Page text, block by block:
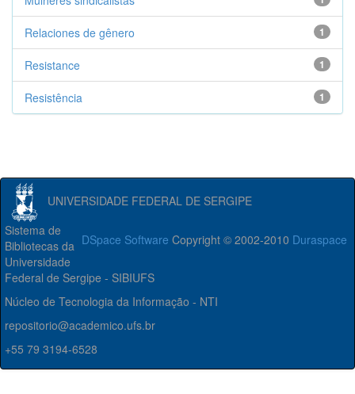
1
Relaciones de gênero
1
Resistance
1
Resistência
UNIVERSIDADE FEDERAL DE SERGIPE
DSpace Software Copyright © 2002-2010 Duraspace
Sistema de
Bibliotecas da
Universidade
Federal de Sergipe - SIBIUFS
Núcleo de Tecnologia da Informação - NTI
repositorio@academico.ufs.br
+55 79 3194-6528